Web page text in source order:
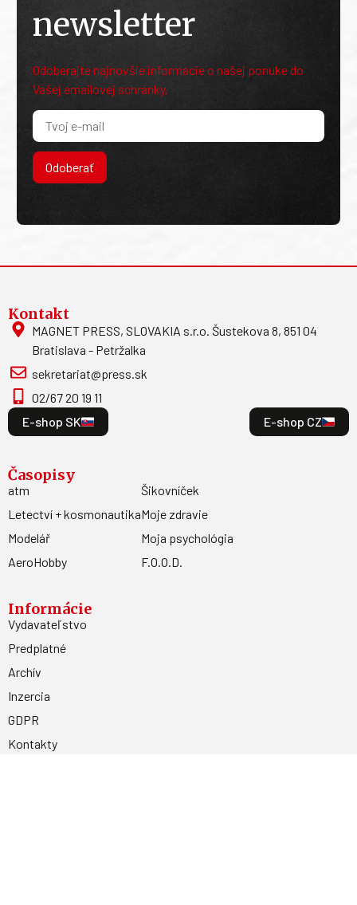
newsletter
Odoberajte najnovšie informácie o našej ponuke do
Vašej emailovej schránky.
Odoberať
Kontakt
MAGNET PRESS, SLOVAKIA s.r.o. Šustekova 8, 851 04
Bratislava - Petržalka
sekretariat@press.sk
02/67 20 19 11
E-shop SK
E-shop CZ
Časopisy
atm
Letectví + kosmonautika
Modelář
AeroHobby
Šikovníček
Moje zdravie
Moja psychológia
F.O.O.D.
Informácie
Vydavateľstvo
Predplatné
Archív
Inzercia
GDPR
Kontakty